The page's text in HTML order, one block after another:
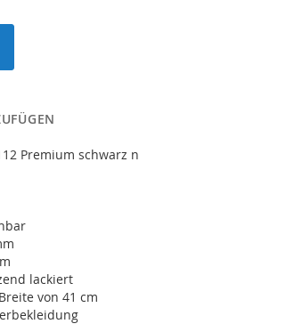
Premium schwarz n
lackiert
von 41 cm